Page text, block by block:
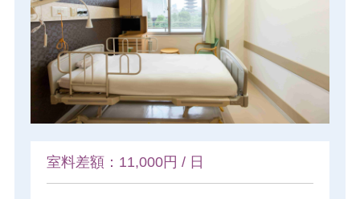
室料差額：11,000円 / 日